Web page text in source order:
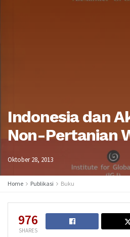
Indonesia dan
Non-Pertanian
Oktober 28, 2013
Home Publikasi Buku
976
SHARES